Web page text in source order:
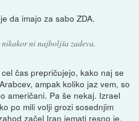
da imajo za sabo ZDA.
ni najboljša zadeva.
čas prepričujejo, kako naj se
ampak koliko jaz vem, so
američani. Pa še nekaj. Izrael
po mili volji grozi sosednjim
začel Iran jemati resno je,